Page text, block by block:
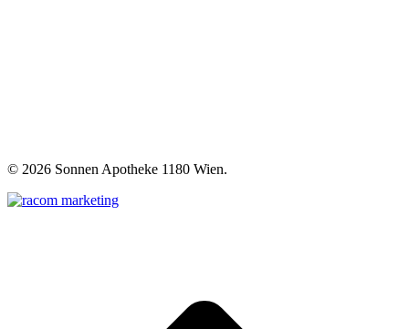
© 2026 Sonnen Apotheke 1180 Wien.